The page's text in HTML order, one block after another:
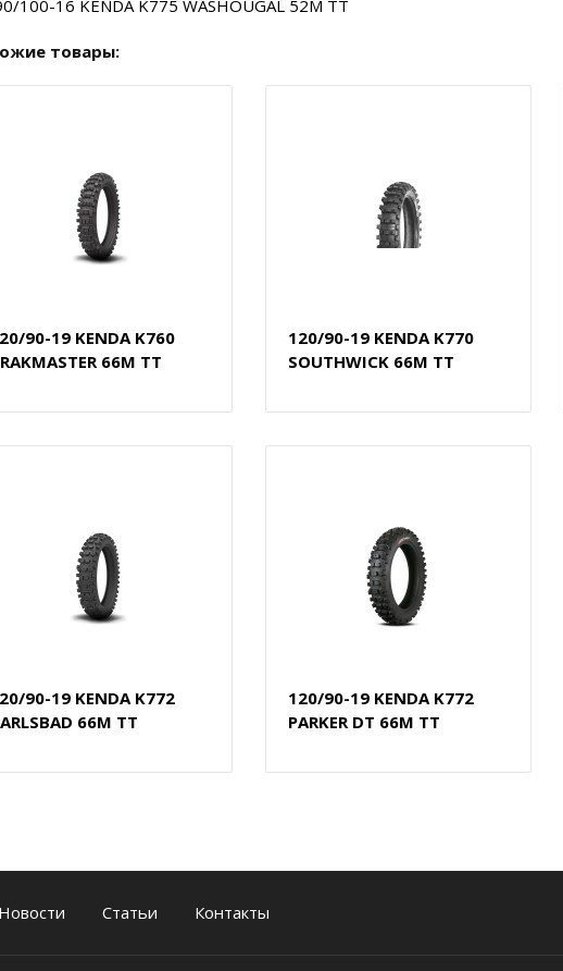
100-16 KENDA K775 WASHOUGAL 52M TT
товары:
90-19 KENDA K760
66M TT
120/90-19 KENDA K770
SOUTHWICK 66M TT
90-19 KENDA K772
66M TT
120/90-19 KENDA K772
PARKER DT 66M TT
Статьи Контакты